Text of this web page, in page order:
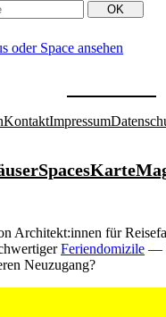
oder Space ansehen
KontaktImpressum
SpacesKarte
Architekt:innen für
Feri­en­do­mizile —
Neu­zugang?